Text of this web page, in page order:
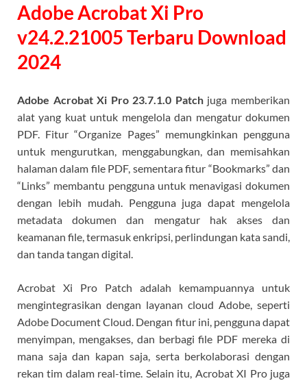
Adobe Acrobat Xi Pro
v24.2.21005 Terbaru Download
2024
Adobe Acrobat Xi Pro 23.7.1.0 Patchjuga memberikan
alat yang kuat untuk mengelola dan mengatur dokumen
PDF. Fitur “Organize Pages” memungkinkan pengguna
untuk mengurutkan, menggabungkan, dan memisahkan
halaman dalam file PDF, sementara fitur “Bookmarks” dan
“Links” membantu pengguna untuk menavigasi dokumen
dengan lebih mudah. Pengguna juga dapat mengelola
metadata dokumen dan mengatur hak akses dan
keamanan file, termasuk enkripsi, perlindungan kata sandi,
dan tanda tangan digital.
Acrobat Xi Pro Patch adalah kemampuannya untuk
mengintegrasikan dengan layanan cloud Adobe, seperti
Adobe Document Cloud. Dengan fitur ini, pengguna dapat
menyimpan, mengakses, dan berbagi file PDF mereka di
mana saja dan kapan saja, serta berkolaborasi dengan
rekan tim dalam real-time. Selain itu, Acrobat XI Pro juga